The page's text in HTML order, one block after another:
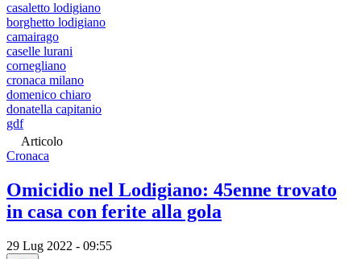
casaletto lodigiano
borghetto lodigiano
camairago
caselle lurani
cornegliano
cronaca milano
domenico chiaro
donatella capitanio
gdf
Articolo
Cronaca
Omicidio nel Lodigiano: 45enne trovato
in casa con ferite alla gola
29 Lug 2022 - 09:55